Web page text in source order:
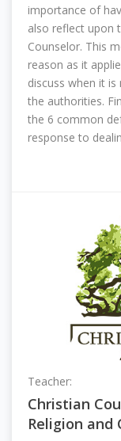
importance of
also reflect upon
Counselor. This
reason as it
discuss when it
the authorities.
the 6 common
response to
Teacher:
Christian
Religion and